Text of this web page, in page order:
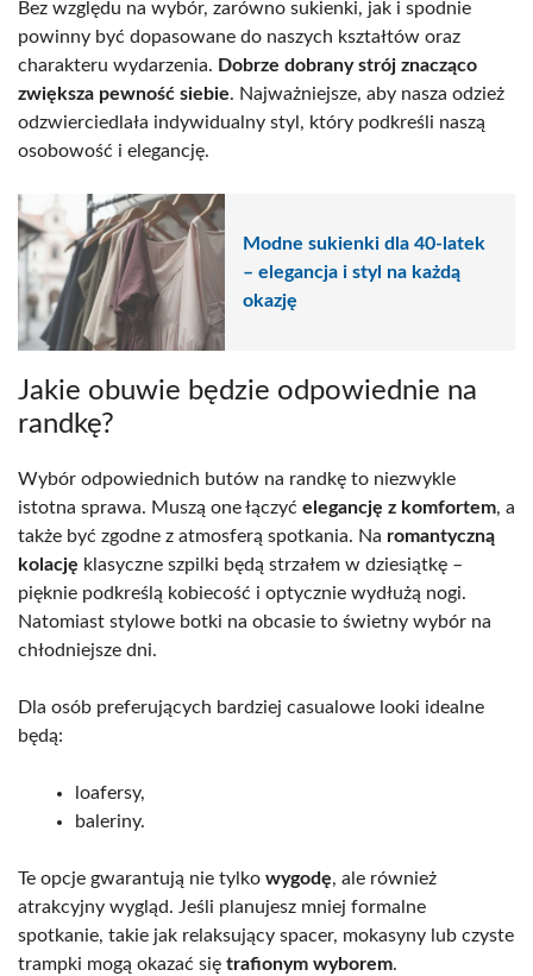
Bez względu na wybór, zarówno sukienki, jak i spodnie
powinny być dopasowane do naszych kształtów oraz
charakteru wydarzenia. Dobrze dobrany strój znacząco
zwiększa pewność siebie. Najważniejsze, aby nasza odzież
odzwierciedlała indywidualny styl, który podkreśli naszą
osobowość i elegancję.
Modne sukienki dla 40-latek
– elegancja i styl na każdą
okazję
Jakie obuwie będzie odpowiednie na
randkę?
Wybór odpowiednich butów na randkę to niezwykle
istotna sprawa. Muszą one łączyć elegancję z komfortem, a
także być zgodne z atmosferą spotkania. Na romantyczną
kolację klasyczne szpilki będą strzałem w dziesiątkę –
pięknie podkreślą kobiecość i optycznie wydłużą nogi.
Natomiast stylowe botki na obcasie to świetny wybór na
chłodniejsze dni.
Dla osób preferujących bardziej casualowe looki idealne
będą:
loafersy,
baleriny.
Te opcje gwarantują nie tylko wygodę, ale również
atrakcyjny wygląd. Jeśli planujesz mniej formalne
spotkanie, takie jak relaksujący spacer, mokasyny lub czyste
trampki mogą okazać się trafionym wyborem.